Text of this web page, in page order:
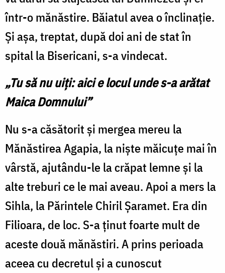
într-o mănăstire. Băiatul avea o înclinație.
Și așa, treptat, după doi ani de stat în
spital la Bisericani, s-a vindecat.
„Tu să nu uiți: aici e locul unde s-a arătat
Maica Domnului”
Nu s-a căsătorit și mergea mereu la
Mănăstirea Agapia, la niște măicuțe mai în
vârstă, ajutându-le la crăpat lemne și la
alte treburi ce le mai aveau. Apoi a mers la
Sihla, la Părintele Chiril Șaramet. Era din
Filioara, de loc. S-a ținut foarte mult de
aceste două mănăstiri. A prins perioada
aceea cu decretul și a cunoscut